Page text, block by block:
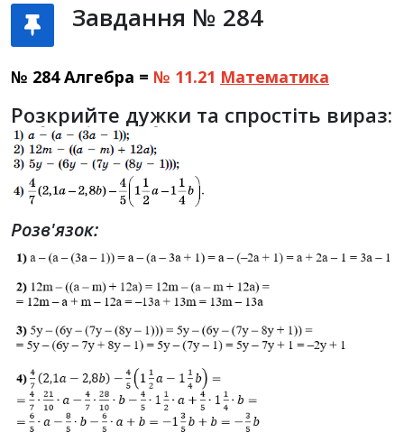
Завдання № 284
№ 284 Алгебра = № 11.21 Математика
Розкрийте дужки та спростіть вираз:
Розв'язок: